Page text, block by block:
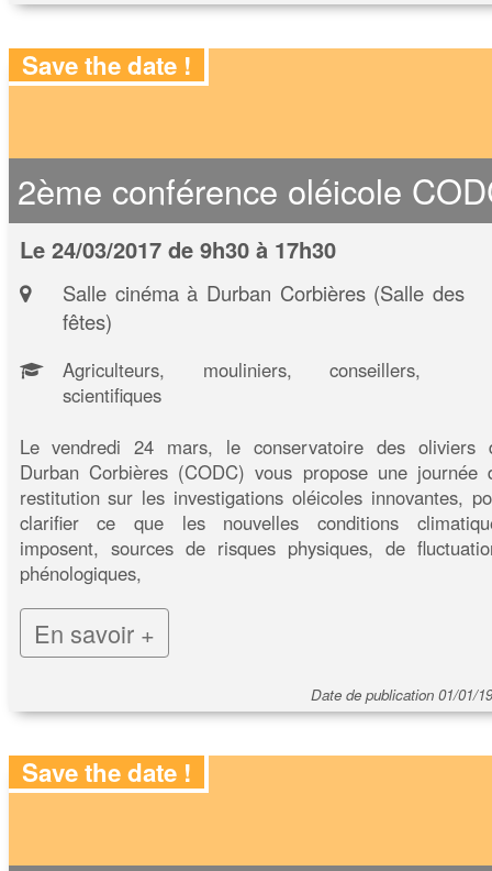
Save the date !
2ème conférence oléicole
Le 24/03/2017 de 9h30 à 17h30
Salle cinéma à Durban Corbières (Salle des
fêtes)
Agriculteurs, mouliniers, conseillers,
scientifiques
Le vendredi 24 mars, le conservatoire des oliviers
Durban Corbières (CODC) vous propose une journée
restitution sur les investigations oléicoles innovantes,
clarifier ce que les nouvelles conditions
imposent, sources de risques physiques, de
phénologiques,
En savoir +
Date de publication 01/01/
Save the date !